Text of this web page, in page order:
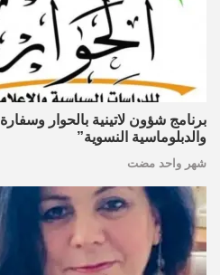
برنامج شؤون لاتينية بالحوار
والدبلوماسية النسوية”
شهر واحد مضت